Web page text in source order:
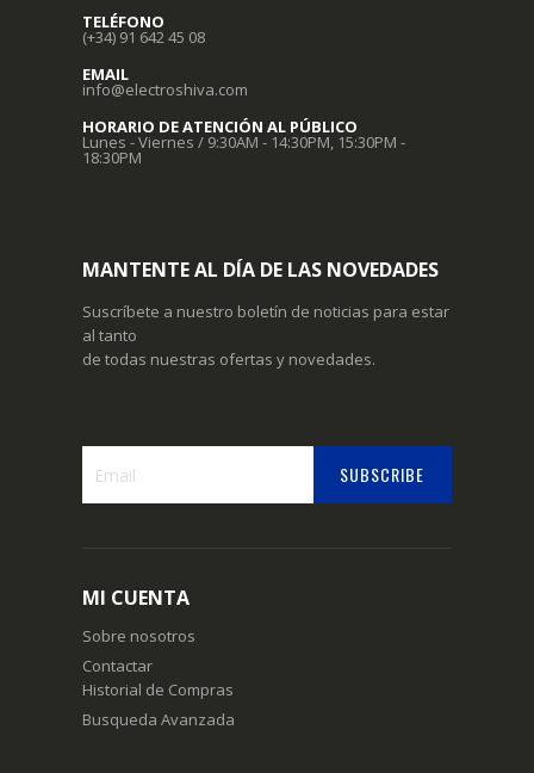
TELÉFONO
(+34) 91 642 45 08
EMAIL
info@electroshiva.com
HORARIO DE ATENCIÓN AL PÚBLICO
Lunes - Viernes / 9:30AM - 14:30PM, 15:30PM -
18:30PM
MANTENTE AL DÍA DE LAS NOVEDADES
Suscríbete a nuestro boletín de noticias para estar
al tanto
de todas nuestras ofertas y novedades.
de
noticias:
SUBSCRIBE
MI CUENTA
Sobre nosotros
Contactar
Historial de Compras
Busqueda Avanzada